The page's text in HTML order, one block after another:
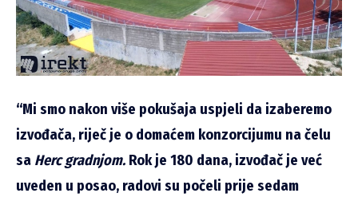
“Mi smo nakon više pokušaja uspjeli da izaberemo
izvođača, riječ je o domaćem konzorcijumu na čelu
sa Herc gradnjom. Rok je 180 dana, izvođač je već
uveden u posao, radovi su počeli prije sedam